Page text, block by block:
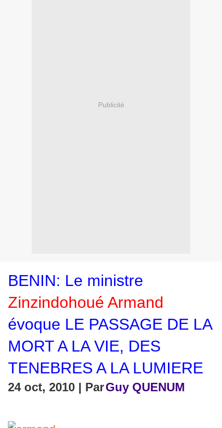
Publicité
BENIN: Le ministre
Zinzindohoué Armand
évoque LE PASSAGE DE LA
MORT A LA VIE, DES
TENEBRES A LA LUMIERE
24 oct, 2010 | ParGuy QUENUM